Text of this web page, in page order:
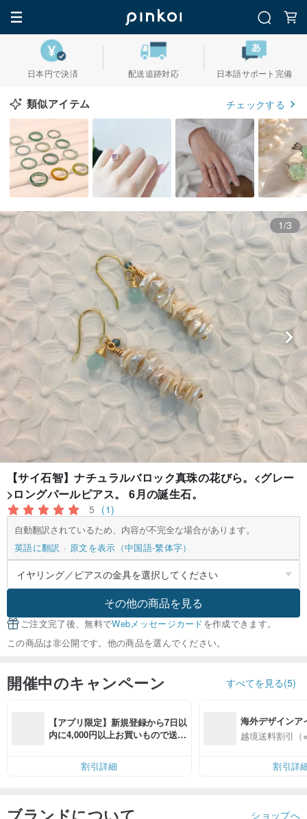
日本円で決済 配送追跡対応 日本語サポート完備
類似アイテム チェックする
1/3
【サイ石智】ナチュラルバロック真珠の花びら。<グレー
>ロングパールピアス。 6月の誕生石。
5 (1)
自動翻訳されているため、内容が不完全な場合があります。
英語に翻訳
原文を表示（中国語-繁体字）
その他の商品を見る
ご注文完了後、無料でWebメッセージカードを作成できます。
この商品は非公開です。他の商品を選んでください。
開催中のキャンペーン すべてを見る(5)
【アプリ限定】新規登録から7日以
内に4,000円以上お買いもので送料
割引詳細
海外デザインア
入
越境送料割引（
割引詳
ショップへ